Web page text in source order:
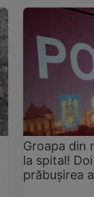
Groapa din
la spital!
prăbușirea